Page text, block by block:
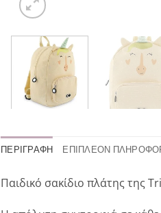
ΠΕΡΙΓΡΑΦΉ ΕΠΙΠΛΈΟΝ
Παιδικό σακίδιο πλάτης της